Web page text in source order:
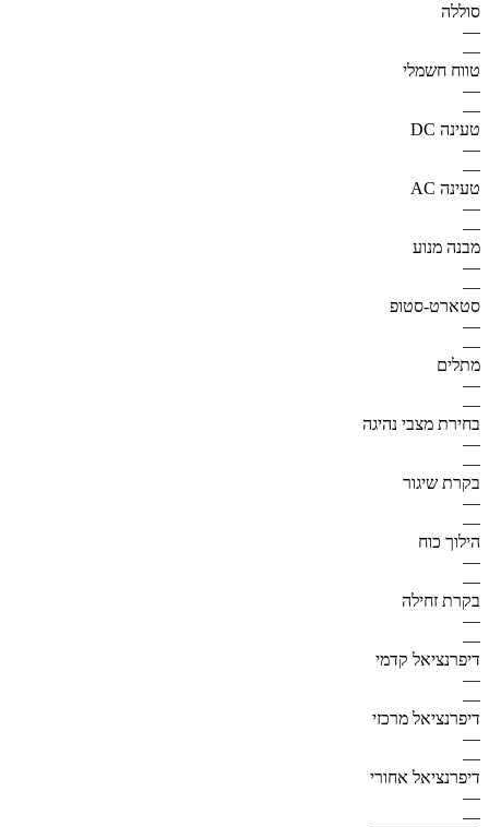
סוללה
—
—
טווח חשמלי
—
—
טעינה DC
—
—
טעינה AC
—
—
מבנה מנוע
—
—
סטארט-סטופ
—
—
מתלים
—
—
בחירת מצבי נהיגה
—
—
בקרת שיגור
—
—
הילוך כוח
—
—
בקרת זחילה
—
—
דיפרנציאל קדמי
—
—
דיפרנציאל מרכזי
—
—
דיפרנציאל אחורי
—
—